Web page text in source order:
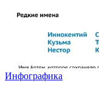
Инфографика